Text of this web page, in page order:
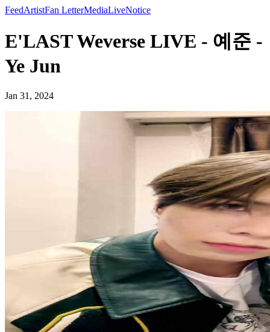
FeedArtistFan LetterMediaLiveNotice
E'LAST Weverse LIVE - 예준 -
Ye Jun
Jan 31, 2024